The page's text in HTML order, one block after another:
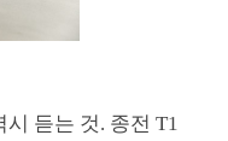
듣는 것. 종전 T1